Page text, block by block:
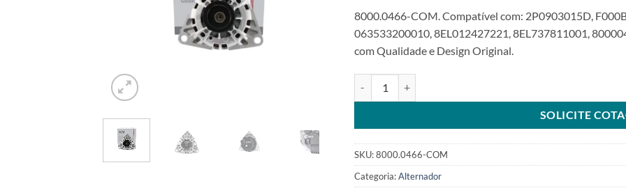
8000.0466-COM. Compatível com: 2P0903015D,
063533200010, 8EL012427221, 8EL737811001,
com Qualidade e Design Original.
SOLICITE
SKU:8000.0466-COM
Categoria:Alternador